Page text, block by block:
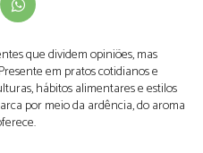
que dividem opiniões, mas
em pratos cotidianos e
hábitos alimentares e estilos
por meio da ardência, do aroma